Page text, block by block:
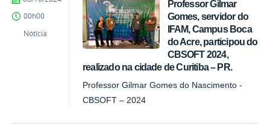
Professor Gilmar
Gomes, servidor do
IFAM, Campus Boca
do Acre, participou do
CBSOFT 2024,
realizado na cidade de Curitiba – PR.
Professor Gilmar Gomes do Nascimento -
CBSOFT – 2024
00h00
Notícia